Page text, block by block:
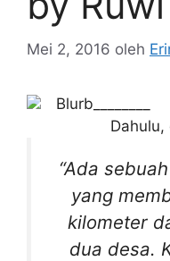
Mei 2, 2016 oleh
Blurb________
“Ada
yang
kilometer
dua desa.